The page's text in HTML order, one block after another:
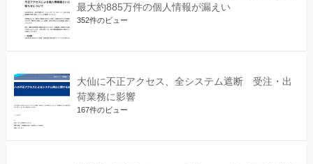
最大約885万件の個人情報が漏えい
352件のビュー
大仙に不正アクセス、全システム遮断 受注・出
荷業務に影響
167件のビュー